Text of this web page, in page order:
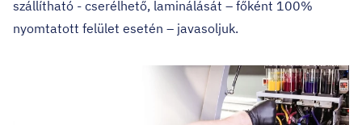
szállítható - cserélhető, laminálását – főként 100%
nyomtatott felület esetén – javasoljuk.